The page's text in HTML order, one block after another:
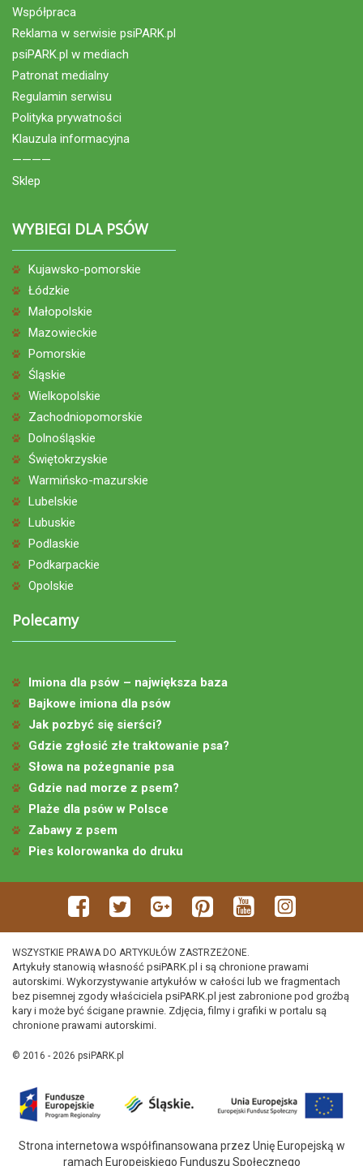
Współpraca
Reklama w serwisie psiPARK.pl
psiPARK.pl w mediach
Patronat medialny
Regulamin serwisu
Polityka prywatności
Klauzula informacyjna
————
Sklep
WYBIEGI DLA PSÓW
Kujawsko-pomorskie
Łódzkie
Małopolskie
Mazowieckie
Pomorskie
Śląskie
Wielkopolskie
Zachodniopomorskie
Dolnośląskie
Świętokrzyskie
Warmińsko-mazurskie
Lubelskie
Lubuskie
Podlaskie
Podkarpackie
Opolskie
Polecamy
Imiona dla psów – największa baza
Bajkowe imiona dla psów
Jak pozbyć się sierści?
Gdzie zgłosić złe traktowanie psa?
Słowa na pożegnanie psa
Gdzie nad morze z psem?
Plaże dla psów w Polsce
Zabawy z psem
Pies kolorowanka do druku
WSZYSTKIE PRAWA DO ARTYKUŁÓW ZASTRZEŻONE.
Artykuły stanowią własność psiPARK.pl i są chronione prawami
autorskimi. Wykorzystywanie artykułów w całości lub we fragmentach
bez pisemnej zgody właściciela psiPARK.pl jest zabronione pod groźbą
kary i może być ścigane prawnie. Zdjęcia, filmy i grafiki w portalu są
chronione prawami autorskimi.
© 2016 - 2026 psiPARK.pl
Strona internetowa współfinansowana przez Unię Europejską w
ramach Europejskiego Funduszu Społecznego